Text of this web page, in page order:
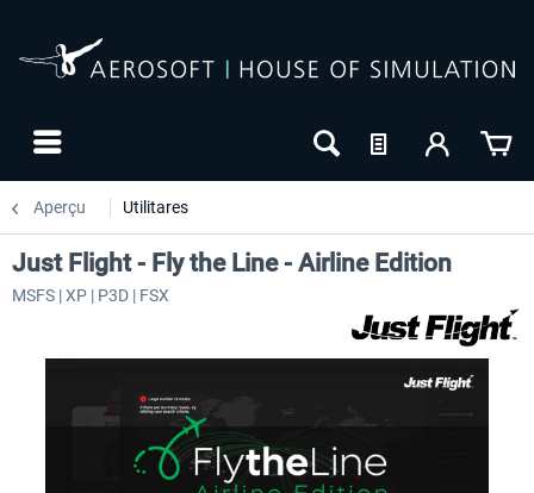
Aperçu Utilitares
Just Flight - Fly the Line - Airline Edition
MSFS | XP | P3D | FSX